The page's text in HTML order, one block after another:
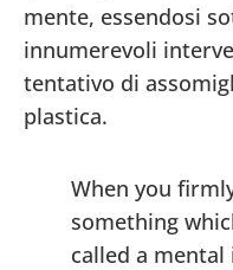
mente, essendosi
innumerevoli
tentativo di
plastica.
When you
something
called a mental